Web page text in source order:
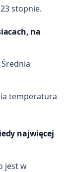
stopnie.
na
temperatura
najwięcej
jest w